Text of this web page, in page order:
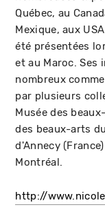
Québec, au
Mexique, aux
été présentées
et au Maroc.
nombreux
par plusieurs
Musée des
des beaux-arts
d'Annecy
Montréal.
http://